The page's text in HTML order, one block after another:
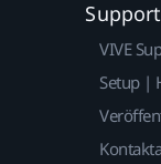
Support
VIVE
Setup |